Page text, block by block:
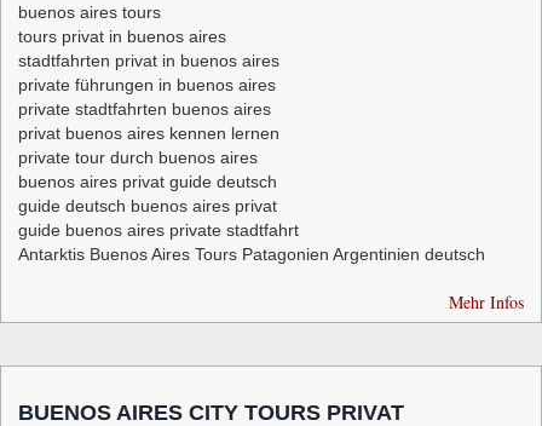
buenos aires tours
tours privat in buenos aires
stadtfahrten privat in buenos aires
private führungen in buenos aires
private stadtfahrten buenos aires
privat buenos aires kennen lernen
private tour durch buenos aires
buenos aires privat guide deutsch
guide deutsch buenos aires privat
guide buenos aires private stadtfahrt
Antarktis Buenos Aires Tours Patagonien Argentinien deutsch
Mehr Infos
BUENOS AIRES CITY TOURS PRIVAT